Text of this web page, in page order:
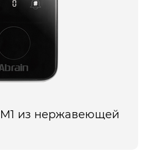
из нержавеющей